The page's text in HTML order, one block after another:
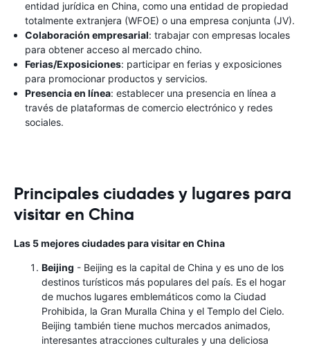
entidad jurídica en China, como una entidad de propiedad
totalmente extranjera (WFOE) o una empresa conjunta (JV).
Colaboración empresarial: trabajar con empresas locales
para obtener acceso al mercado chino.
Ferias/Exposiciones: participar en ferias y exposiciones
para promocionar productos y servicios.
Presencia en línea: establecer una presencia en línea a
través de plataformas de comercio electrónico y redes
sociales.
Principales ciudades y lugares para
visitar en China
Las 5 mejores ciudades para visitar en China
Beijing - Beijing es la capital de China y es uno de los
destinos turísticos más populares del país. Es el hogar
de muchos lugares emblemáticos como la Ciudad
Prohibida, la Gran Muralla China y el Templo del Cielo.
Beijing también tiene muchos mercados animados,
interesantes atracciones culturales y una deliciosa